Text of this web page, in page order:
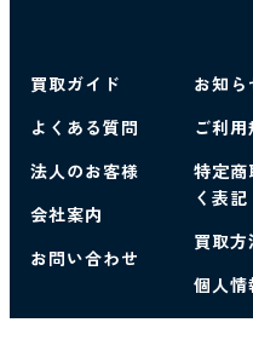
買取ガイド
よくある質問
法人のお客様
会社案内
お問い合わせ
お知ら
ご利用
特定商
く表記
買取方
個人情